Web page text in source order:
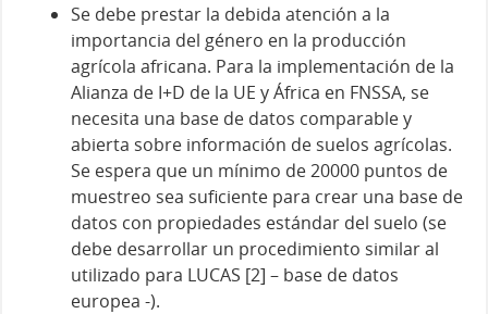
Se debe prestar la debida atención a la
importancia del género en la producción
agrícola africana. Para la implementación de la
Alianza de I+D de la UE y África en FNSSA, se
necesita una base de datos comparable y
abierta sobre información de suelos agrícolas.
Se espera que un mínimo de 20000 puntos de
muestreo sea suficiente para crear una base de
datos con propiedades estándar del suelo (se
debe desarrollar un procedimiento similar al
utilizado para LUCAS [2] – base de datos
europea -).